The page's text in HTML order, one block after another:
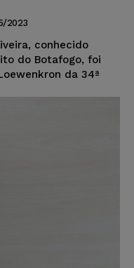
2023
conhecido
do Botafogo, foi
da 34ª